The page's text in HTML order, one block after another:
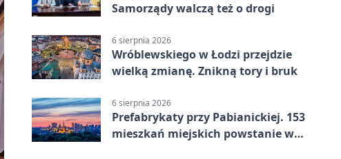
Samorządy walczą też o drogi
6 sierpnia 2026
Wróblewskiego w Łodzi przejdzie
wielką zmianę. Znikną tory i bruk
6 sierpnia 2026
Prefabrykaty przy Pabianickiej. 153
mieszkań miejskich powstanie w